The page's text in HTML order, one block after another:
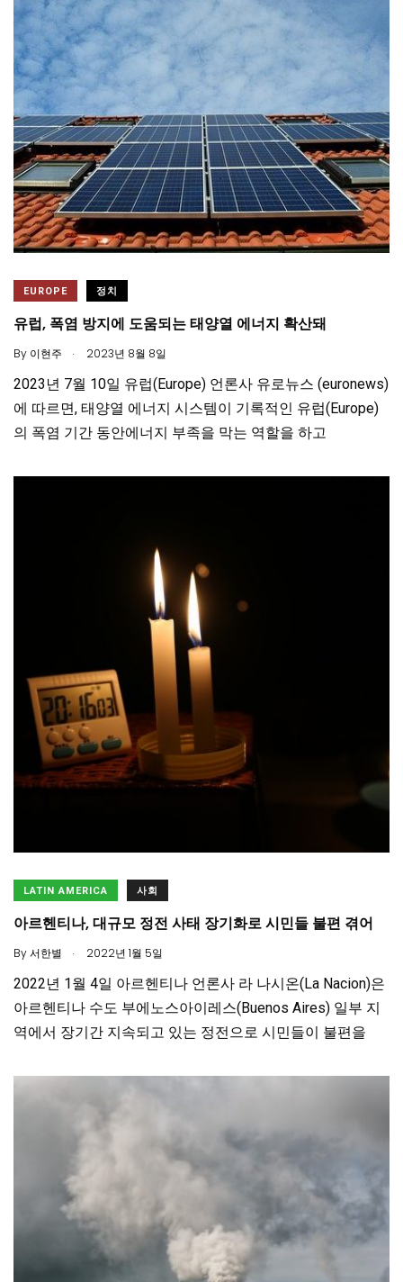
EUROPE 정치
유럽, 폭염 방지에 도움되는 태양열 에너지 확산돼
By 이현주 . 2023년 8월 8일
2023년 7월 10일 유럽(Europe) 언론사 유로뉴스 (euronews)
에 따르면, 태양열 에너지 시스템이 기록적인 유럽(Europe)
의 폭염 기간 동안에너지 부족을 막는 역할을 하고
LATIN AMERICA 사회
아르헨티나, 대규모 정전 사태 장기화로 시민들 불편 겪어
By서한별 . 2022년 1월 5일
2022년 1월 4일 아르헨티나 언론사 라 나시온(La Nacion)은
아르헨티나 수도 부에노스아이레스(Buenos Aires) 일부 지
역에서 장기간 지속되고 있는 정전으로 시민들이 불편을